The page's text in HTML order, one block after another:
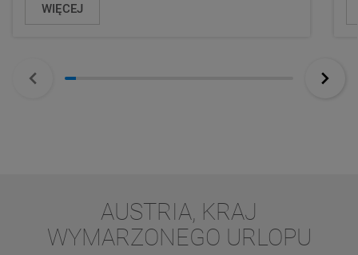
WIĘCEJ
AUSTRIA, KRAJ
WYMARZONEGO URLOPU